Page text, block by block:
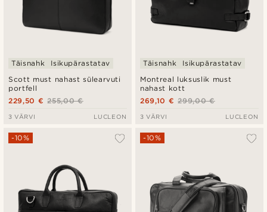
Scott must nahast sülearvuti
portfell
Täisnahk Isikupärastatav
255,00 €
229,50 €
3 VÄRVI LUCLEON
Montreal luksuslik must
nahast kott
Täisnahk Isikupärastatav
299,00 €
269,10 €
3 VÄRVI LUCLEON
-10% -10%